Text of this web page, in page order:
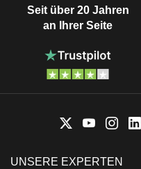
Seit über 20 Jahren
an Ihrer Seite
UNSERE EXPERTEN